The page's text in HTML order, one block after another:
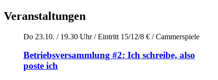
Veranstaltungen
Do 23.10. / 19.30 Uhr/Eintritt 15/12/8 € /Cammerspiele
Betriebsversammlung #2: Ich schreibe, also
poste ich